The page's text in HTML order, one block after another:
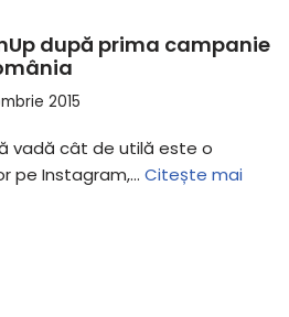
după prima campanie
2015
vadă cât de utilă este o
pe Instagram,… Citește mai